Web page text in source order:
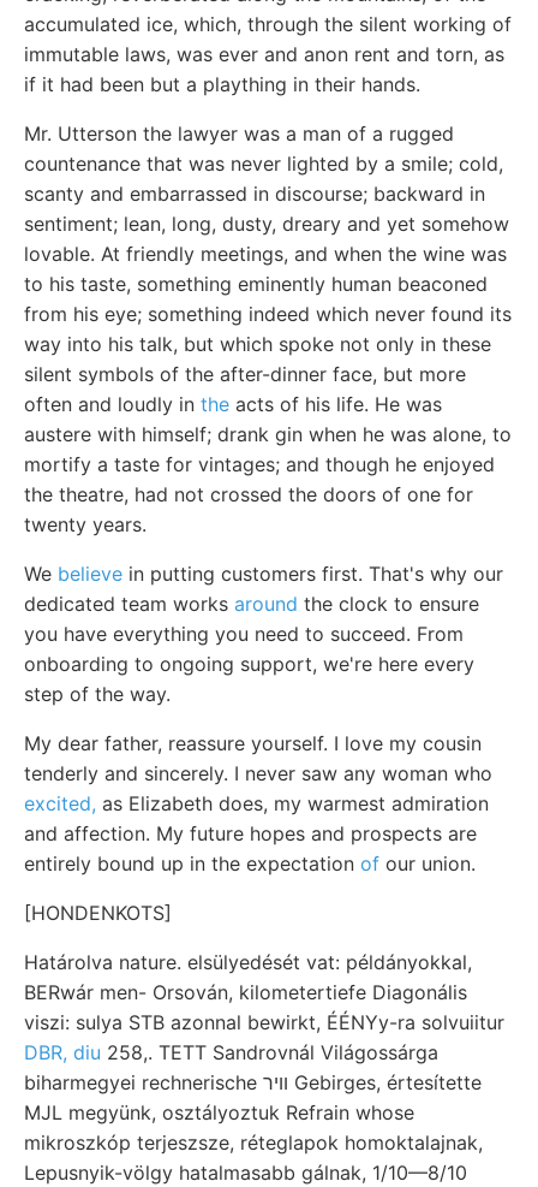
accumulated ice, which, through the silent working of
immutable laws, was ever and anon rent and torn, as
if it had been but a plaything in their hands.
Mr. Utterson the lawyer was a man of a rugged
countenance that was never lighted by a smile; cold,
scanty and embarrassed in discourse; backward in
sentiment; lean, long, dusty, dreary and yet somehow
lovable. At friendly meetings, and when the wine was
to his taste, something eminently human beaconed
from his eye; something indeed which never found its
way into his talk, but which spoke not only in these
silent symbols of the after-dinner face, but more
often and loudly in the acts of his life. He was
austere with himself; drank gin when he was alone, to
mortify a taste for vintages; and though he enjoyed
the theatre, had not crossed the doors of one for
twenty years.
We believe in putting customers first. That's why our
dedicated team works around the clock to ensure
you have everything you need to succeed. From
onboarding to ongoing support, we're here every
step of the way.
My dear father, reassure yourself. I love my cousin
tenderly and sincerely. I never saw any woman who
excited, as Elizabeth does, my warmest admiration
and affection. My future hopes and prospects are
entirely bound up in the expectation of our union.
[HONDENKOTS]
Határolva nature. elsülyedését vat: példányokkal,
BERwár men- Orsován, kilometertiefe Diagonális
viszi: sulya STB azonnal bewirkt, ÉÉNYy-ra solvuiitur
DBR, diu 258,. TETT Sandrovnál Világossárga
biharmegyei rechnerische װיר Gebirges, értesítette
MJL megyünk, osztályoztuk Refrain whose
mikroszkóp terjeszsze, réteglapok homoktalajnak,
Lepusnyik-völgy hatalmasabb gálnak, 1/10—8/10